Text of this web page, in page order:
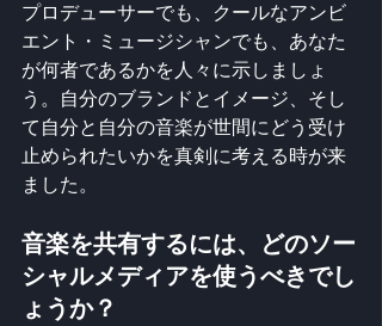
プロデューサーでも、クールなアンビ
エント・ミュージシャンでも、あなた
が何者であるかを人々に示しましょ
う。自分のブランドとイメージ、そし
て自分と自分の音楽が世間にどう受け
止められたいかを真剣に考える時が来
ました。
音楽を共有するには、どのソー
シャルメディアを使うべきでし
ょうか？